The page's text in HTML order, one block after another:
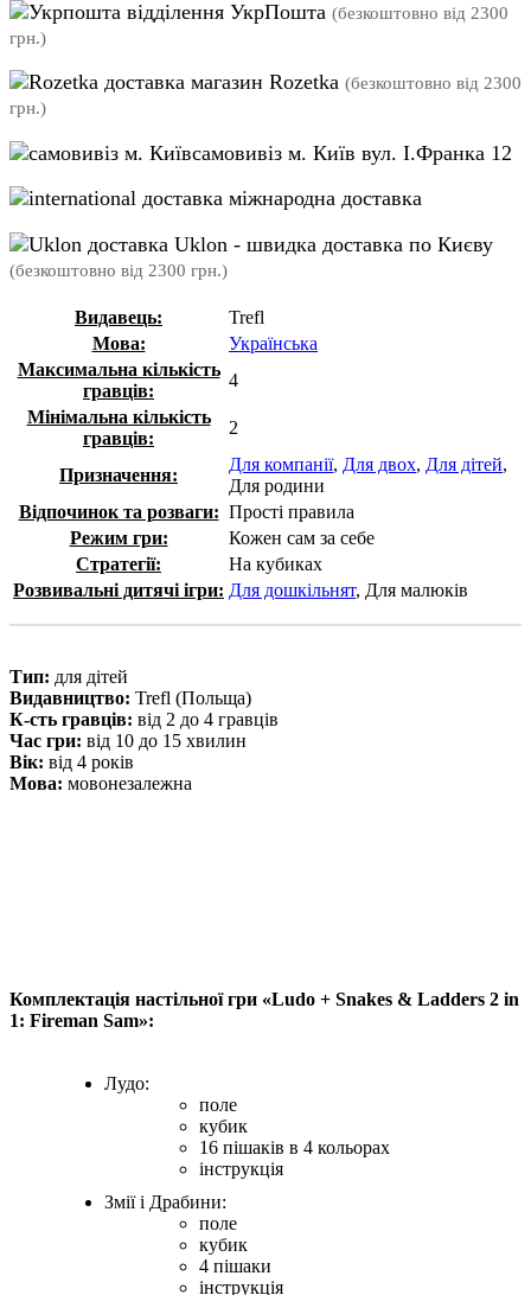
відділення УкрПошта (безкоштовно від 2300
грн.)
магазин Rozetka (безкоштовно від 2300
грн.)
самовивіз м. Київ вул. І.Франка 12
міжнародна доставка
Uklon - швидка доставка по Києву
(безкоштовно від 2300 грн.)
Видавець:
Trefl
Мова:
Українська
Максимальна кількість
гравців:
4
Мінімальна кількість
гравців:
2
Призначення:
Для компанії, Для двох, Для дітей,
Для родини
Відпочинок та розваги: Прості правила
Режим гри:
Кожен сам за себе
Стратегії:
На кубиках
Розвивальні дитячі ігри: Для дошкільнят, Для малюків
Тип: для дітей
Видавництво: Trefl (Польща)
К-сть гравцiв: від 2 до 4 гравців
Час гри: від 10 до 15 хвилин
Вiк: від 4 років
Мова: мовонезалежна
Комплектація настільної гри «Ludo + Snakes & Ladders 2 in
1: Fireman Sam»:
Лудо:
поле
кубик
16 пішаків в 4 кольорах
інструкція
Змії і Драбини:
поле
кубик
4 пішаки
інструкція